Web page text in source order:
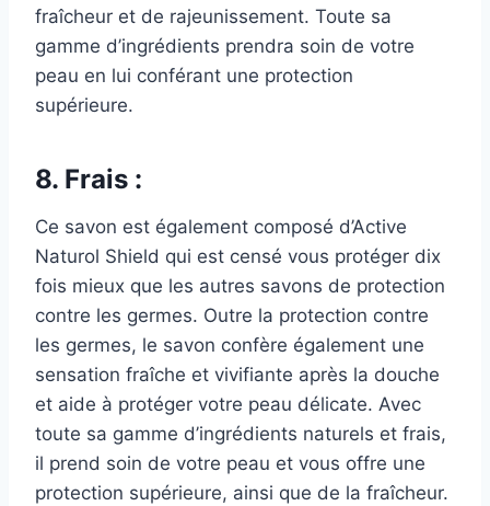
fraîcheur et de rajeunissement. Toute sa
gamme d’ingrédients prendra soin de votre
peau en lui conférant une protection
supérieure.
8. Frais :
Ce savon est également composé d’Active
Naturol Shield qui est censé vous protéger dix
fois mieux que les autres savons de protection
contre les germes. Outre la protection contre
les germes, le savon confère également une
sensation fraîche et vivifiante après la douche
et aide à protéger votre peau délicate. Avec
toute sa gamme d’ingrédients naturels et frais,
il prend soin de votre peau et vous offre une
protection supérieure, ainsi que de la fraîcheur.